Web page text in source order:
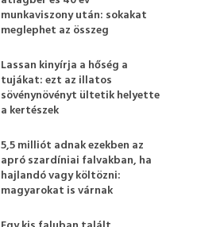
munkaviszony után: sokakat
meglephet az összeg
Lassan kinyírja a hőség a
tujákat: ezt az illatos
sövénynövényt ültetik helyette
a kertészek
5,5 milliót adnak ezekben az
apró szardíniai falvakban, ha
hajlandó vagy költözni:
magyarokat is várnak